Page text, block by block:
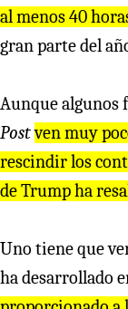
al menos 40
gran parte del
Aunque algunos
Postven muy
rescindir los
de Trump ha
Uno tiene que
ha desarrollado